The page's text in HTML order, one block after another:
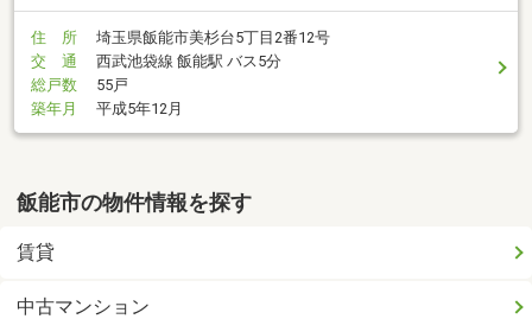
住 所
埼玉県飯能市美杉台5丁目2番12号
交 通
西武池袋線 飯能駅 バス5分
総戸数
55戸
築年月
平成5年12月
飯能市の物件情報を探す
賃貸
中古マンション